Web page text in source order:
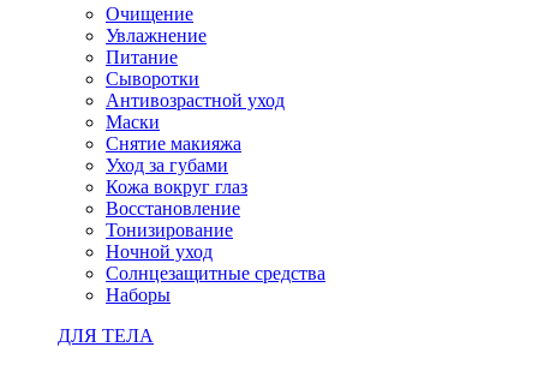
Очищение
Увлажнение
Питание
Сыворотки
Антивозрастной уход
Маски
Снятие макияжа
Уход за губами
Кожа вокруг глаз
Восстановление
Тонизирование
Ночной уход
Солнцезащитные средства
Наборы
ДЛЯ ТЕЛА